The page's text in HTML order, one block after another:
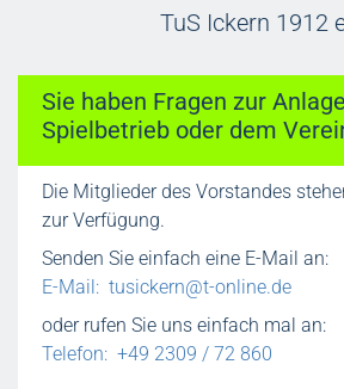
TuS Ickern 1912
Sie haben Fragen zur
Spielbetrieb oder dem
Die Mitglieder des Vorstandes
zur Verfügung.
Senden Sie einfach eine E-Mail an:
E-Mail: tusickern@t-online.de
oder rufen Sie uns einfach mal an:
Telefon: +49 2309 / 72 860